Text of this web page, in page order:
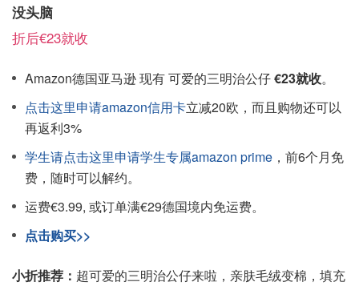
没头脑
折后€23就收
Amazon德国亚马逊 现有 可爱的三明治公仔€23就收。
点击这里申请amazon信用卡立减20欧，而且购物还可以
再返利3%
学生请点击这里申请学生专属amazon prime ，前6个月免
费，随时可以解约。
运费€3.99, 或订单满€29德国境内免运费。
点击购买>>
小折推荐： 超可爱的三明治公仔来啦，亲肤毛绒变棉，填充